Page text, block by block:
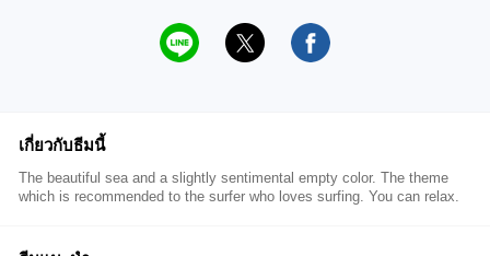
เกี่ยวกับธีมนี้
The beautiful sea and a slightly sentimental empty color. The theme
which is recommended to the surfer who loves surfing. You can relax.